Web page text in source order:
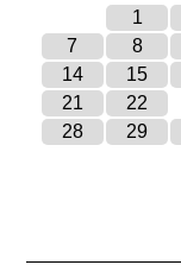
1
7
8
14
15
21
22
28
29